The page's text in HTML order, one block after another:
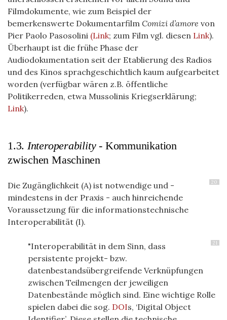
Filmdokumente, wie zum Beispiel der
bemerkenswerte Dokumentarfilm Comizi d’amore von
Pier Paolo Pasosolini (Link; zum Film vgl. diesen Link).
Überhaupt ist die frühe Phase der
Audiodokumentation seit der Etablierung des Radios
und des Kinos sprachgeschichtlich kaum aufgearbeitet
worden (verfügbar wären z.B. öffentliche
Politikerreden, etwa Mussolinis Kriegserklärung;
Link).
1.3. Interoperability - Kommunikation
zwischen Maschinen
20
Die Zugänglichkeit (A) ist notwendige und -
mindestens in der Praxis - auch hinreichende
Voraussetzung für die informationstechnische
Interoperabilität (I).
21
"Interoperabilität in dem Sinn, dass
persistente projekt- bzw.
datenbestandsübergreifende Verknüpfungen
zwischen Teilmengen der jeweiligen
Datenbestände möglich sind. Eine wichtige Rolle
spielen dabei die sog. DOIs, ‘Digital Object